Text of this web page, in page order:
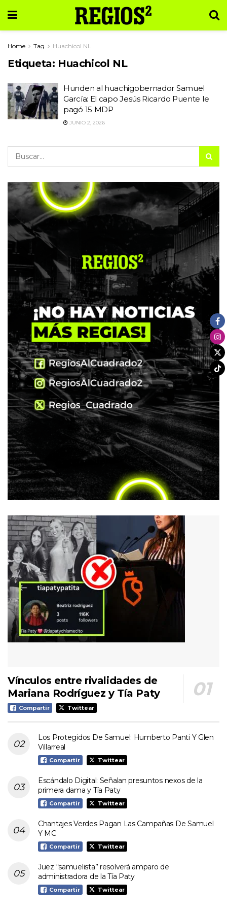
Home Tag Huachicol NL
Etiqueta: Huachicol NL
Hunden al huachigobernador Samuel
García: El capo Jesús Ricardo Puente le
pagó 15 MDP
JUNIO 2, 2026
Vínculos entre rivalidades de
Mariana Rodríguez y Tía Paty
Compartir Twittear
Los Protegidos De Samuel: Humberto Panti Y Glen
Villarreal
Compartir Twittear
Escándalo Digital: Señalan presuntos nexos de la
primera dama y Tía Paty
Compartir Twittear
Chantajes Verdes Pagan Las Campañas De Samuel
Y MC
Compartir Twittear
Juez “samuelista” resolverá amparo de
administradora de la Tía Paty
Compartir Twittear